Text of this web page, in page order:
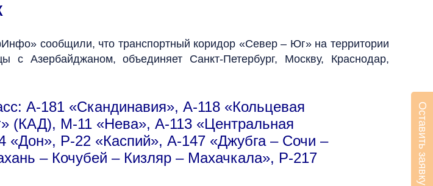
сообщили, что транспортный коридор «Север – Юг» на территории
Азербайджаном, объединяет Санкт-Петербург, Москву, Краснодар,
А-181 «Скандинавия», А-118 «Кольцевая
(КАД), М-11 «Нева», А-113 «Центральная
Р-22 «Каспий», А-147 «Джубга – Сочи –
– Кочубей – Кизляр – Махачкала», Р-217
Оставить заявку